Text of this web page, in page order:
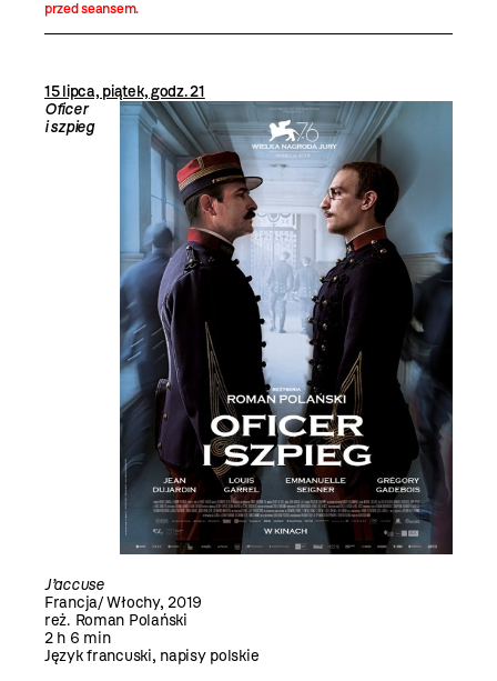
przed seansem.
15 lipca, piątek, godz. 21
Oficer
i szpieg
J’accuse
Francja/ Włochy, 2019
reż. Roman Polański
2 h 6 min
Język francuski, napisy polskie